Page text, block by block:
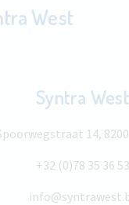
West
Syntra West
14,
+32 (0)78 35 36 53